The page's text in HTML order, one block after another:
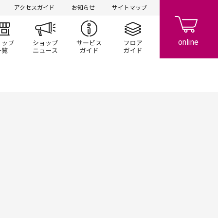
アクセスガイド お知らせ サイトマップ
/キャンペーン
ショップ一覧 ショップニュースサービスガイドフロアガイド